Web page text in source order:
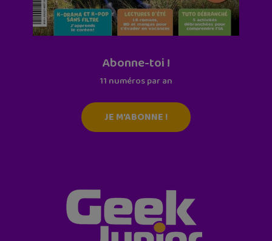
Abonne-toi !
11 numéros par an
JE M'ABONNE !